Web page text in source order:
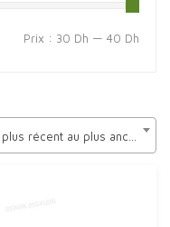
Prix : 30 Dh — 40 Dh